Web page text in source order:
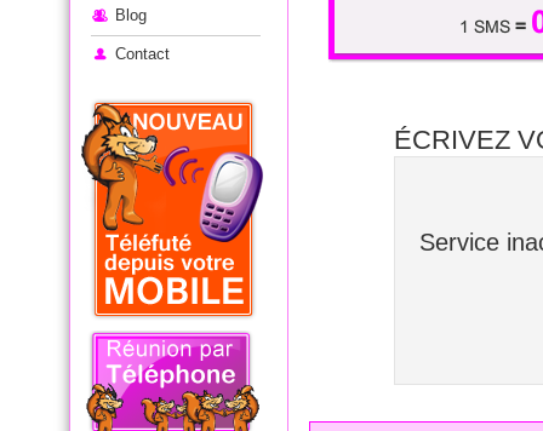
Blog
Contact
ÉCRIVEZ
Service